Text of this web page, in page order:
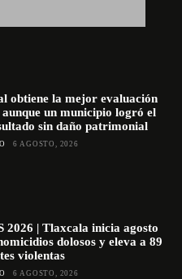
obtiene la mejor evaluación
aunque un municipio logró el
sin daño patrimonial
6 AGOSTO, 2026
2026 | Tlaxcala inicia agosto
dolosos y eleva a 89
violentas
6 AGOSTO, 2026